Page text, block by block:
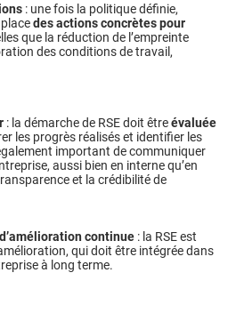
: une fois la politique définie,
des actions concrètes pour
que la réduction de l’empreinte
des conditions de travail,
: la démarche de RSE doit êtreévaluée
les progrès réalisés et identifier les
important de communiquer
aussi bien en interne qu’en
et la crédibilité de
continue : la RSE est
qui doit être intégrée dans
à long terme.